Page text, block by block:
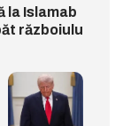
la Islamab
războiulu